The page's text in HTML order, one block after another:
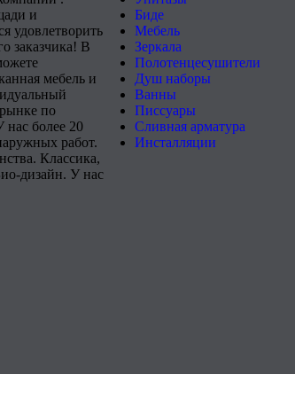
и
удовлетворить
заказчика! В
мебель и
по
нас более 20
работ.
Классика,
дизайн. У нас
Биде
Мебель
Зеркала
Полотенцесушители
Душ наборы
Ванны
Писсуары
Сливная арматура
Инсталляции